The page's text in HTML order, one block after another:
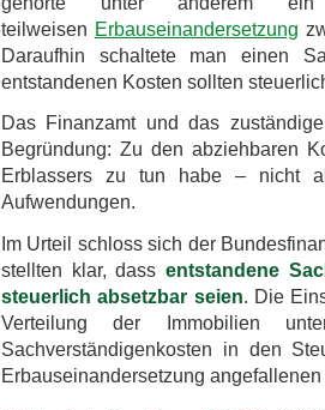
teilweisen Erbauseinandersetzung
Daraufhin schaltete man einen
entstandenen Kosten sollten
Das Finanzamt und das
Begründung: Zu den abziehbaren
Erblassers zu tun habe – nicht
Aufwendungen.
Im Urteil schloss sich der
stellten klar, dass entstandene
steuerlich absetzbar seien. Die
Verteilung der Immobilien
Sachverständigenkosten in den
Erbauseinandersetzung